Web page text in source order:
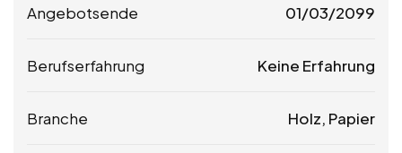
Angebotsende 01/03/2099
Berufserfahrung Keine Erfahrung
Branche Holz, Papier